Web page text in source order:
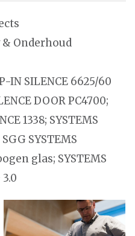
& Onderhoud
IN SILENCE 6625/60
DOOR PC4700;
1338; SYSTEMS
SYSTEMS
glas; SYSTEMS